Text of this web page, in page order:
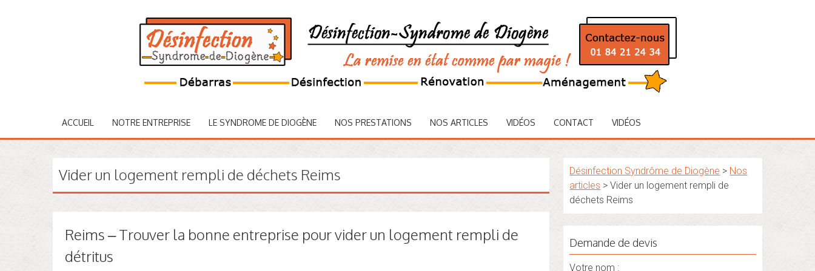
ACCUEIL NOTRE ENTREPRISE LE SYNDROME DE DIOGÈNE NOS PRESTATIONS NOS ARTICLES VIDÉOS CONTACT VIDÉOS
Vider un logement rempli de déchets Reims
Reims – Trouver la bonne entreprise pour vider un logement rempli de
détritus
Désinfection Syndrôme de Diogène > Nos
articles >Vider un logement rempli de
déchets Reims
Demande de devis
Votre nom :